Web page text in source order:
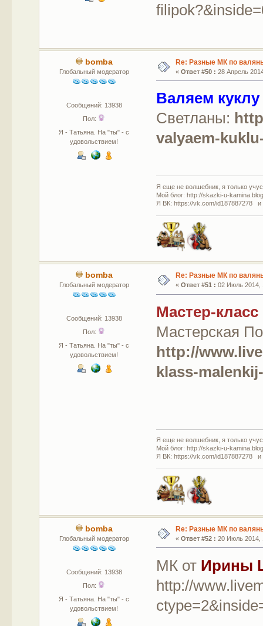
bomba
Глобальный модератор
Сообщений: 13938
Пол:
Я - Татьяна. На "ты" - с
удовольствием!
Re: Разные МК по
« Ответ #50 : 28 Апрель
Валяем
Светланы:
valyaem-
Я еще не волшебник, я только
Мой блог: http://skazki-u-
Я ВК: https://vk.com/id187887278 и
bomba
Глобальный модератор
Сообщений: 13938
Пол:
Я - Татьяна. На "ты" - с
удовольствием!
Re: Разные МК по
« Ответ #51 : 02 Июль 2014,
Мастер-
Мастерская
http://
klass-
Я еще не волшебник, я только
Мой блог: http://skazki-u-
Я ВК: https://vk.com/id187887278 и
bomba
Глобальный модератор
Сообщений: 13938
Пол:
Я - Татьяна. На "ты" - с
удовольствием!
Re: Разные МК по
« Ответ #52 : 20 Июль 2014,
МК от Ирины
http://